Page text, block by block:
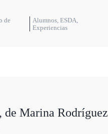
de
Alumnos, ESDA,
Experiencias
de Marina Rodríguez